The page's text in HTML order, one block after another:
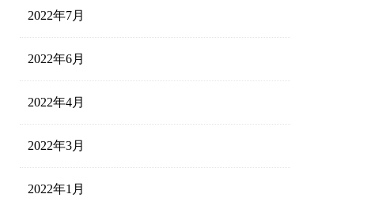
2022年7月
2022年6月
2022年4月
2022年3月
2022年1月